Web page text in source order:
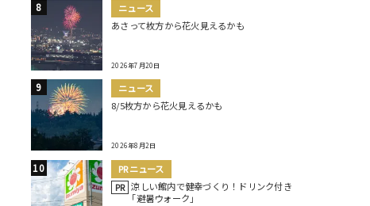
ニュース
あさって枚方から花火見えるかも
2026年7月20日
ニュース
8/5枚方から花火見えるかも
2026年8月2日
PRニュース
PR 涼しい館内で健幸づくり！ドリンク付き
｢避暑ウォーク｣